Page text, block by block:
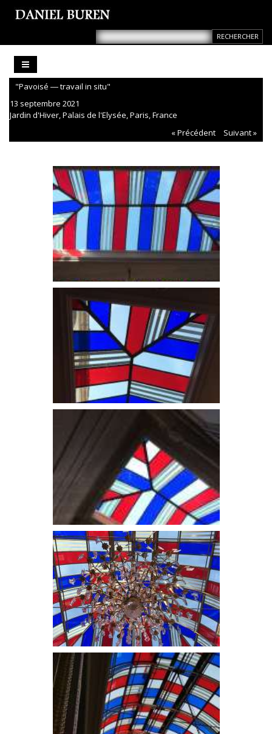
"Pavoisé ― travail in situ"
13 septembre 2021
Jardin d'Hiver, Palais de l'Elysée, Paris, France
« Précédent
Suivant »